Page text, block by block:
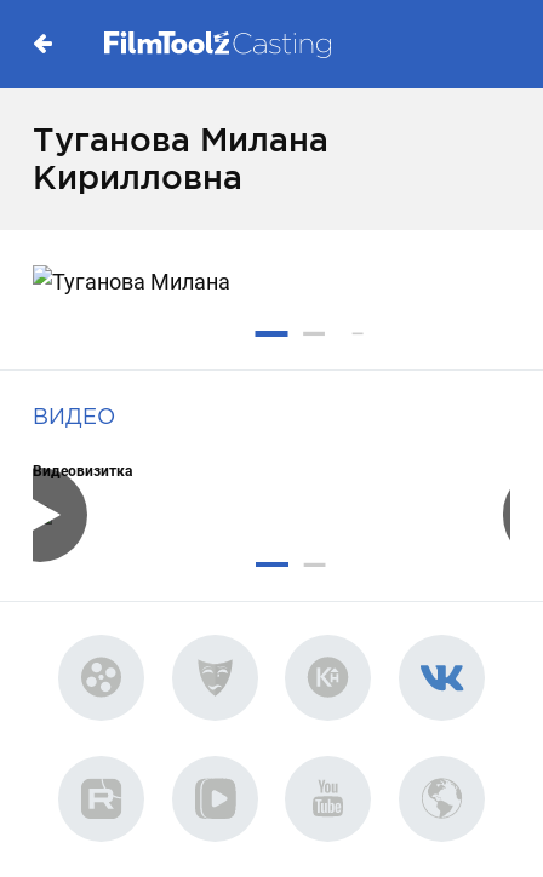
Туганова Милана
Кирилловна
ВИДЕО
Видеовизитка